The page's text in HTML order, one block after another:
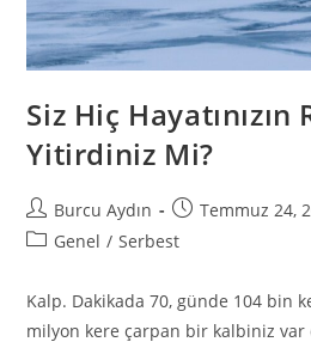
Siz Hiç Hayatınızın
Yitirdiniz Mi?
Burcu Aydın
Temmuz 24,
Genel / Serbest
Kalp. Dakikada 70, günde 104 bin
milyon kere çarpan bir kalbiniz var